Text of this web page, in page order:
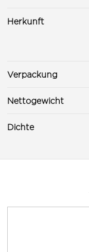
Herkunft
Verpackung
Nettogewicht
Dichte